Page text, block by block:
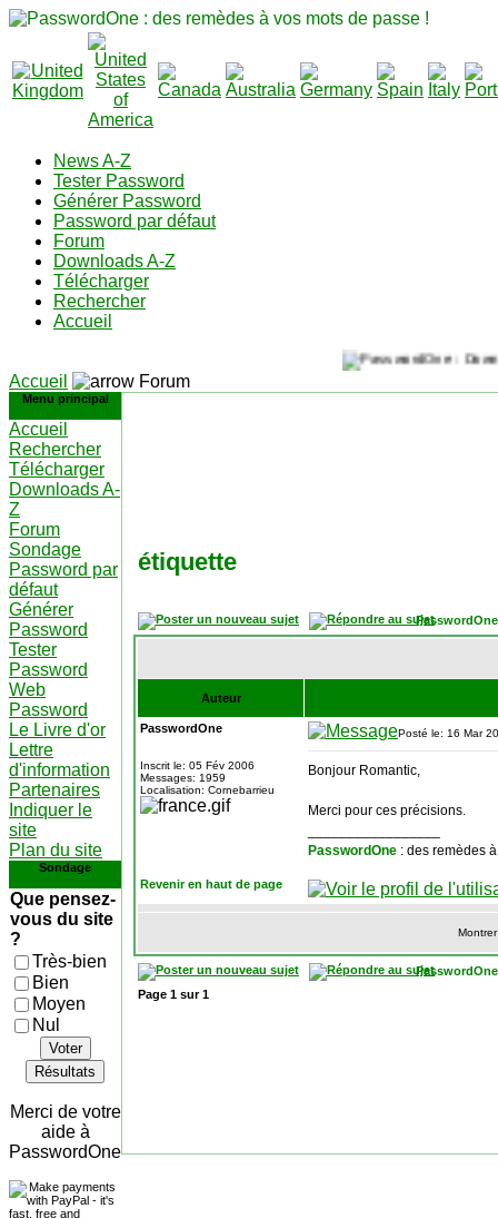
News A-Z
Tester Password
Générer Password
Password par défaut
Forum
Downloads A-Z
Télécharger
Rechercher
Accueil
Accueil Forum
Menu principal
Accueil
Rechercher
Télécharger
Downloads A-
Z
Forum
Sondage
Password par
défaut
Générer
Password
Tester
Password
Web
Password
Le Livre d'or
Lettre
d'information
Partenaires
Indiquer le
site
Plan du site
Sondage
Que pensez-
vous du site
?
Très-bien
Bien
Moyen
Nul
Voter
Résultats
Merci de votre
aide à
PasswordOne
étiquette
Auteur
PasswordOne
Inscrit le: 05 Fév 2006
Messages: 1959
Localisation: Cornebarrieu
Posté le: 16 Mar
Bonjour Romantic,
Merci pour ces précisions.
PasswordOne : des remèdes
Revenir en haut de page
Page 1 sur1